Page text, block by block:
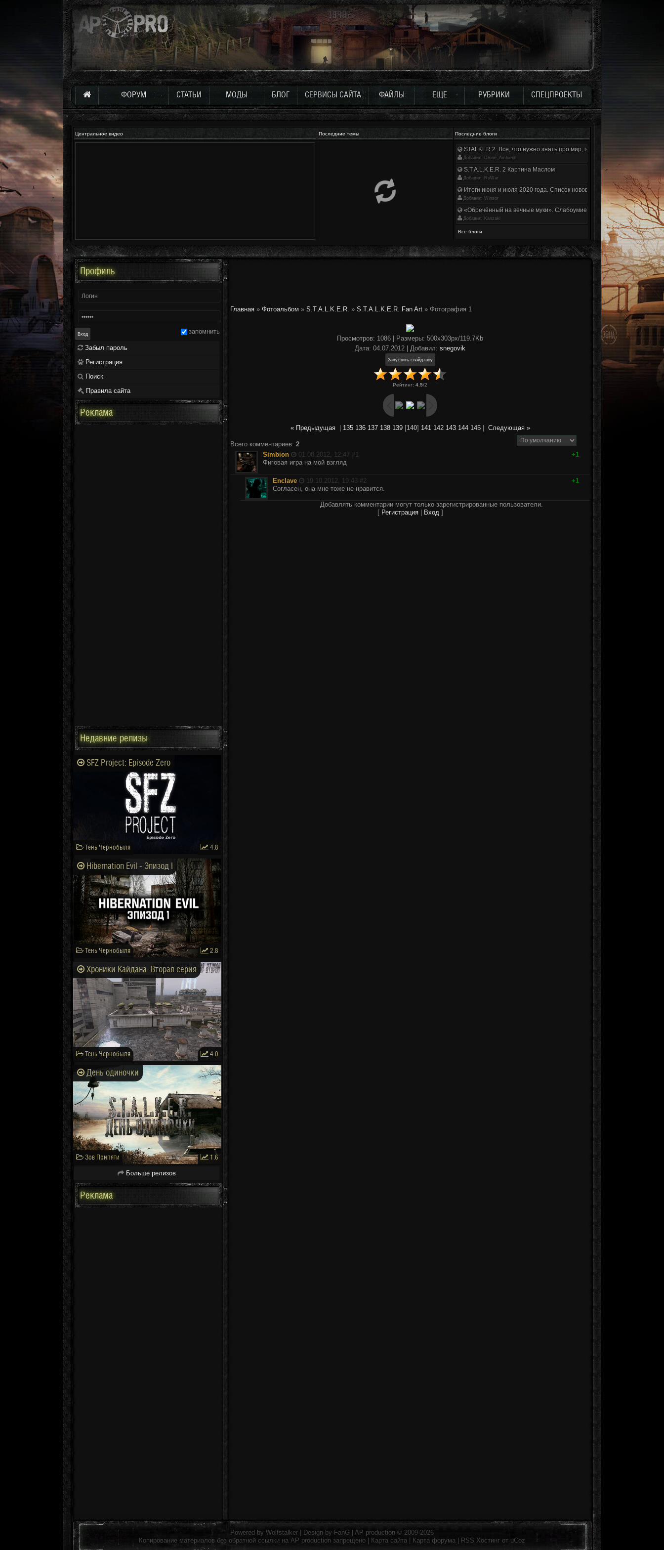
ФОРУМ СТАТЬИ МОДЫ БЛОГ СЕРВИСЫ САЙТА ФАЙЛЫ ЕЩЕ РУБРИКИ СПЕЦПРОЕКТЫ
Центральное видео Последние темы Последние блоги
STALKER 2. Все, что нужно знать про мир, геймплей и сюжет | Разбор
Добавил: Drone_Ambient
S.T.A.L.K.E.R. 2 Картина Маслом
Добавил: RuWar
Итоги июня и июля 2020 года. Список нововведений
Добавил: Winsor
«Обречённый на вечные муки». Слабоумие и отвага
Добавил: Kanzaki
Все блоги
Главная » Фотоальбом » S.T.A.L.K.E.R. » S.T.A.L.K.E.R. Fan Art » Фотография 1
Просмотров: 1086 | Размеры: 500x303px/119.7Kb
Дата: 04.07.2012 | Добавил: snegovik
Рейтинг: 4.5/2
« Предыдущая| 135 136 137 138 139[140] 141 142 143 144 145| Следующая »
Всего комментариев: 2
Simbion
01.08.2012, 12:47 #1
+1
Фиговая игра на мой взгляд
Enclave 19.10.2012, 19:43 #2
+1
Согласен, она мне тоже не нравится.
Добавлять комментарии могут только зарегистрированные пользователи.
[ Регистрация| Вход]
Профиль
запомнить
Забыл пароль
Регистрация
Поиск
Правила сайта
Реклама
Недавние релизы
SFZ Project: Episode Zero
Тень Чернобыля 4.8
Hibernation Evil - Эпизод I
Тень Чернобыля 2.8
Хроники Кайдана. Вторая серия
Тень Чернобыля 4.0
День одиночки
Зов Припяти 1.6
Больше релизов
Реклама
Powered by Wolfstalker | Design by FanG AP production © 2009-2026
Копирование материалов без обратной ссылки на AP production запрещено | Карта сайта Карта форума RSS Хостинг от uCoz